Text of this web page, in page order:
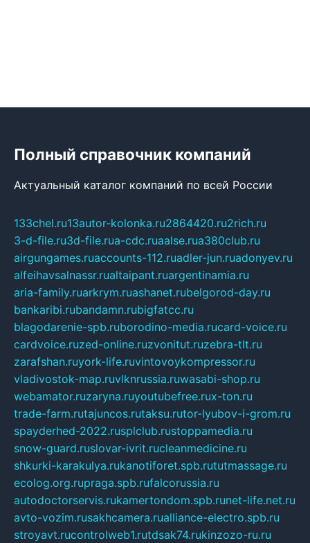
Полный справочник компаний
Актуальный каталог компаний по всей России
133chel.ru13autor-kolonka.ru2864420.ru2rich.ru
3-d-file.ru3d-file.rua-cdc.ruaalse.rua380club.ru
airgungames.ruaccounts-112.ruadler-jun.ruadonyev.ru
alfeihavsalnassr.rualtaipant.ruargentinamia.ru
aria-family.ruarkrym.ruashanet.rubelgorod-day.ru
bankaribi.rubandamn.rubigfatcc.ru
blagodarenie-spb.ruborodino-media.rucard-voice.ru
cardvoice.ruzed-online.ruzvonitut.ruzebra-tlt.ru
zarafshan.ruyork-life.ruvintovoykompressor.ru
vladivostok-map.ruvlknrussia.ruwasabi-shop.ru
webamator.ruzaryna.ruyoutubefree.rux-ton.ru
trade-farm.rutajuncos.rutaksu.rutor-lyubov-i-grom.ru
spayderhed-2022.rusplclub.rustoppamedia.ru
snow-guard.ruslovar-ivrit.rucleanmedicine.ru
shkurki-karakulya.rukanotiforet.spb.rututmassage.ru
ecolog.org.rupraga.spb.rufalcorussia.ru
autodoctorservis.rukamertondom.spb.runet-life.net.ru
avto-vozim.rusakhcamera.rualliance-electro.spb.ru
stroyavt.rucontrolweb1.rutdsak74.rukinzozo-ru.ru